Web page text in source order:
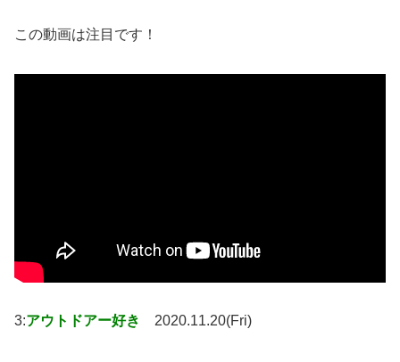
この動画は注目です！
3:アウトドアー好き 2020.11.20(Fri)